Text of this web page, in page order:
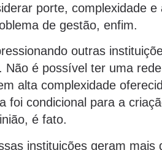
porte, complexidade e
de gestão, enfim.
outras
Não é possível ter uma
alta complexidade
foi condicional para a
é fato.
instituições geram mais